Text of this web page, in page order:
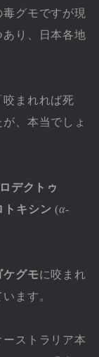
グモですが現
り、日本各地
まれれば死
、本当でしょ
デクトゥ
トキシン (α-
ケグモに咬まれ
ます。
ストラリア本